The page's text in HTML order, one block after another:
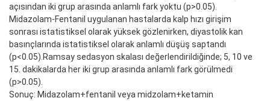
açısından iki grup arasında anlamlı fark yoktu (p>0.05).
Midazolam-Fentanil uygulanan hastalarda kalp hızı girişim
sonrası istatistiksel olarak yüksek gözlenirken, diyastolik kan
basınçlarında istatistiksel olarak anlamlı düşüş saptandı
(p<0.05).Ramsay sedasyon skalası değerlendirildiğinde; 5, 10 ve
15. dakikalarda her iki grup arasında anlamlı fark görülmedi
(p>0.05).
Sonuç: Midazolam+fentanil veya midzolam+ketamin